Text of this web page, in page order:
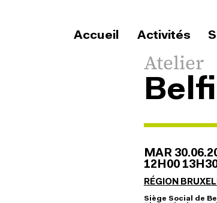
Accueil Activités
Type
Atelier
MAR
12H00
RÉGION
Nom du lieu
Siège Social de